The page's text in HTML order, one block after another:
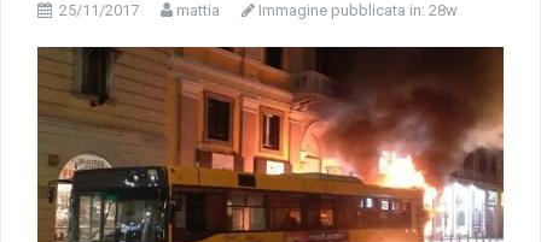
25/11/2017 mattia Immagine pubblicata in: 28w